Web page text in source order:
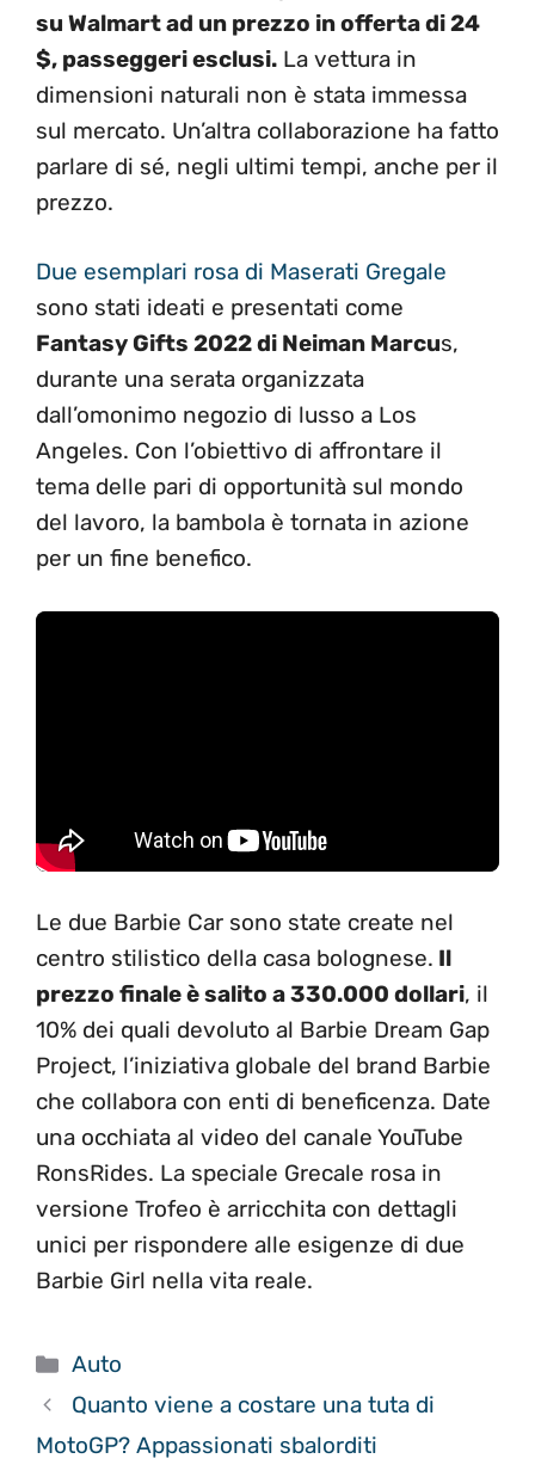
su Walmart ad un prezzo in offerta di 24
$, passeggeri esclusi. La vettura in
dimensioni naturali non è stata immessa
sul mercato. Un’altra collaborazione ha fatto
parlare di sé, negli ultimi tempi, anche per il
prezzo.
Due esemplari rosa di Maserati Gregale
sono stati ideati e presentati come
Fantasy Gifts 2022 di Neiman Marcus,
durante una serata organizzata
dall’omonimo negozio di lusso a Los
Angeles. Con l’obiettivo di affrontare il
tema delle pari di opportunità sul mondo
del lavoro, la bambola è tornata in azione
per un fine benefico.
Le due Barbie Car sono state create nel
centro stilistico della casa bolognese. Il
prezzo finale è salito a 330.000 dollari, il
10% dei quali devoluto al Barbie Dream Gap
Project, l’iniziativa globale del brand Barbie
che collabora con enti di beneficenza. Date
una occhiata al video del canale YouTube
RonsRides. La speciale Grecale rosa in
versione Trofeo è arricchita con dettagli
unici per rispondere alle esigenze di due
Barbie Girl nella vita reale.
Categorie
Auto
Quanto viene a costare una tuta di
MotoGP? Appassionati sbalorditi